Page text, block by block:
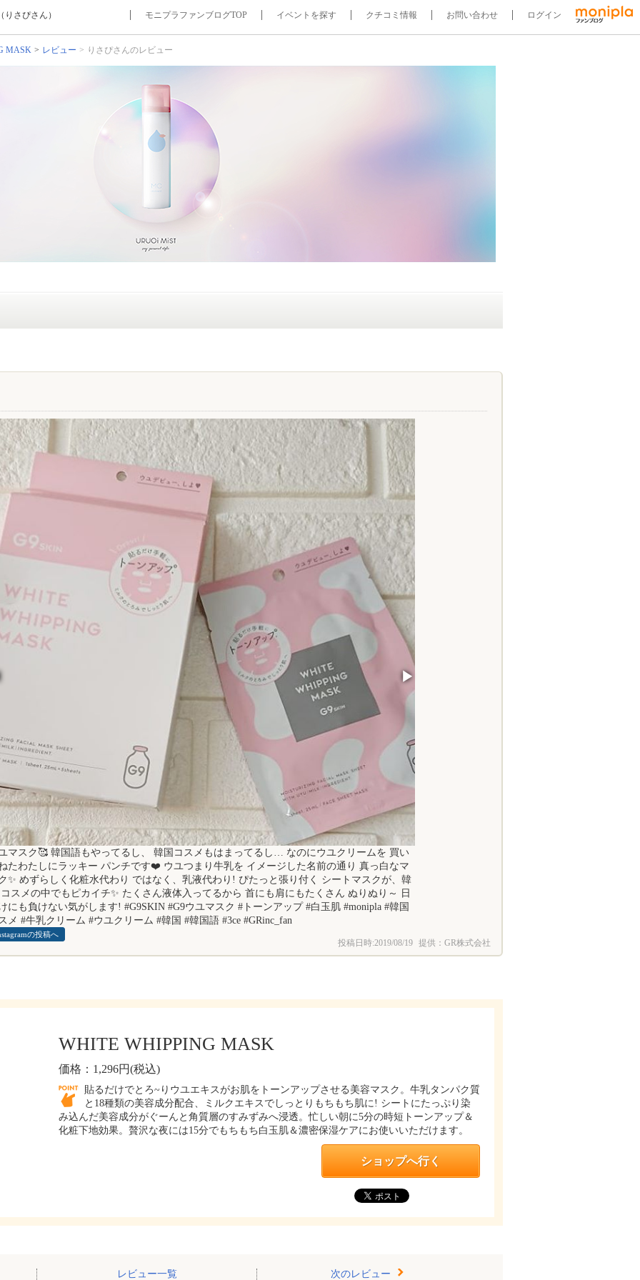
さぴさん） モニプラファンブログTOP イベントを探す クチコミ情報 お問い合わせ ログイン
MASK レビュー りさぴさんのレビュー
▶
マスク🥰 韓国語もやってるし、 韓国コスメもはまってるし… なのにウユクリームを 買い
たわたしにラッキー パンチです❤️ ウユつまり牛乳を イメージした名前の通り 真っ白なマ
✨ めずらしく化粧水代わり ではなく、乳液代わり! ぴたっと張り付く シートマスクが、韓
スメの中でもピカイチ✨ たくさん液体入ってるから 首にも肩にもたくさん ぬりぬり～ 日
にも負けない気がします! #G9SKIN #G9ウユマスク #トーンアップ #白玉肌 #monipla #韓国
メ #牛乳クリーム #ウユクリーム #韓国 #韓国語 #3ce #GRinc_fan
の投稿へ
投稿日時:2019/08/19 提供：GR株式会社
WHITE WHIPPING MASK
価格：1,296円(税込)
貼るだけでとろ~りウユエキスがお肌をトーンアップさせる美容マスク。牛乳タンパク質
と18種類の美容成分配合、ミルクエキスでしっとりもちもち肌に! シートにたっぷり染
み込んだ美容成分がぐーんと角質層のすみずみへ浸透。忙しい朝に5分の時短トーンアップ＆
化粧下地効果。贅沢な夜には15分でもちもち白玉肌＆濃密保湿ケアにお使いいただけます。
ショップへ行く
レビュー一覧 次のレビュー